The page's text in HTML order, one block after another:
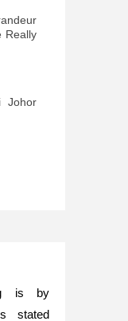
Really
Johor
is by
stated